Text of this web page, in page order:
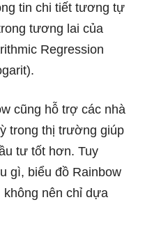
tin chi tiết tương tự
tương lai của
Regression
cũng hỗ trợ các nhà
trong thị trường giúp
tư tốt hơn. Tuy
gì, biểu đồ Rainbow
không nên chỉ dựa